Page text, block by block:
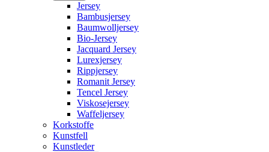
Jersey
Bambusjersey
Baumwolljersey
Bio-Jersey
Jacquard Jersey
Lurexjersey
Rippjersey
Romanit Jersey
Tencel Jersey
Viskosejersey
Waffeljersey
Korkstoffe
Kunstfell
Kunstleder